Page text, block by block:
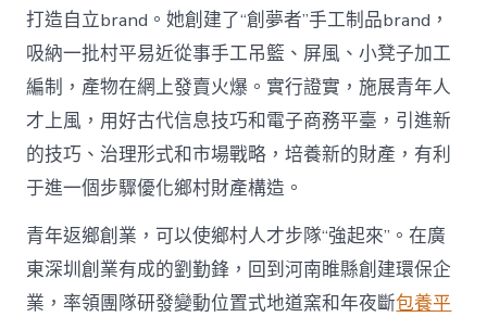
打造自立brand。她創建了“創夢者”手工制品brand，
吸納一批村平易近從事手工吊籃、屏風、小凳子加工
編制，產物在網上發賣火爆。實行證實，施展青年人
才上風，用好古代信息技巧和電子商務平臺，引進新
的技巧、治理形式和市場戰略，培養新的財產，有利
于進一個步驟優化鄉村財產構造。
青年返鄉創業，可以使鄉村人才步隊“強起來”。在廣
東深圳創業有成的劉勤鋒，回到河南睢縣創建環保企
業，率領團隊研發變動位置式地道窯和年夜斷包養平